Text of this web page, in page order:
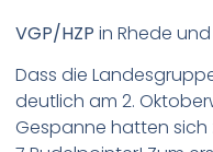
VGP/HZP in Rhede
Dass die
deutlich am 2.
Gespanne hatten sich